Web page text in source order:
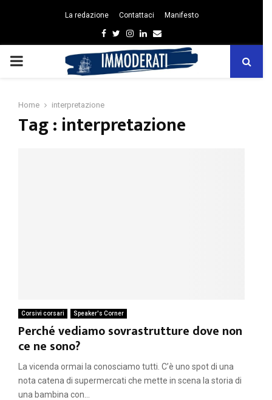
La redazione Contattaci Manifesto
Facebook
Twitter
Instagram
Linkedin
Email
PRIMARY
Home interpretazione
Tag : interpretazione
Corsivi corsari Speaker's Corner
Perché vediamo sovrastrutture dove non
ce ne sono?
La vicenda ormai la conosciamo tutti. C’è uno spot di una
nota catena di supermercati che mette in scena la storia di
una bambina con...